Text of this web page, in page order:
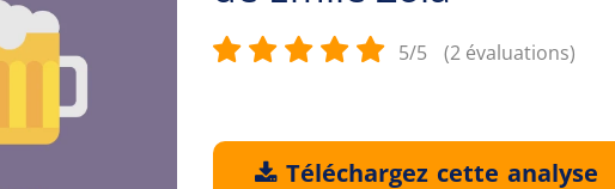
5/5 (2 évaluations)
Téléchargez cette analyse